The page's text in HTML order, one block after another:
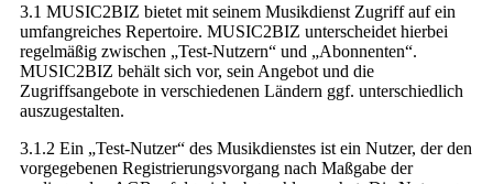
3.1 MUSIC2BIZ bietet mit seinem Musikdienst Zugriff auf ein
umfangreiches Repertoire. MUSIC2BIZ unterscheidet hierbei
regelmäßig zwischen „Test-Nutzern“ und „Abonnenten“.
MUSIC2BIZ behält sich vor, sein Angebot und die
Zugriffsangebote in verschiedenen Ländern ggf. unterschiedlich
auszugestalten.
3.1.2 Ein „Test-Nutzer“ des Musikdienstes ist ein Nutzer, der den
vorgegebenen Registrierungsvorgang nach Maßgabe der